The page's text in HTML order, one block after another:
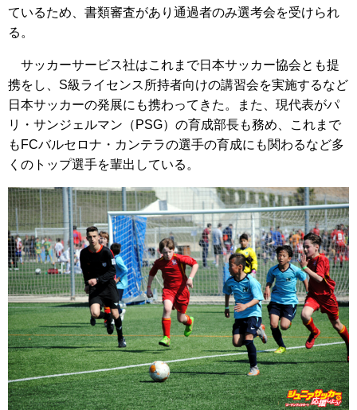
ているため、書類審査があり通過者のみ選考会を受けられ
る。
サッカーサービス社はこれまで日本サッカー協会とも提
携をし、S級ライセンス所持者向けの講習会を実施するなど
日本サッカーの発展にも携わってきた。また、現代表がパ
リ・サンジェルマン（PSG）の育成部長も務め、これまで
もFCバルセロナ・カンテラの選手の育成にも関わるなど多
くのトップ選手を輩出している。